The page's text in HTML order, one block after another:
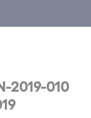
2019-010